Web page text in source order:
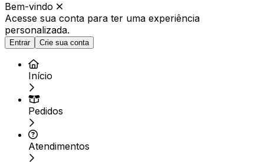
Bem-vindo
Acesse sua conta para ter uma experiência
personalizada.
Entrar Crie sua conta
Início
Pedidos
Atendimentos